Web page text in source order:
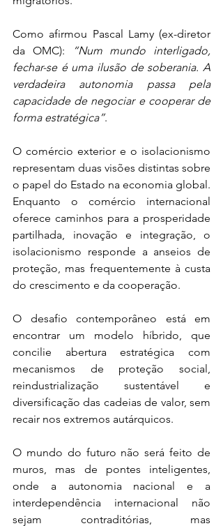
Como afirmou Pascal Lamy (ex-diretor
da OMC):
“Num mundo interligado,
fechar-se é uma ilusão de soberania. A
verdadeira autonomia passa pela
capacidade de negociar e cooperar de
forma estratégica”.
O comércio exterior e o isolacionismo
representam duas visões distintas sobre
o papel do Estado na economia global.
Enquanto o comércio internacional
oferece caminhos para a prosperidade
partilhada, inovação e integração, o
isolacionismo responde a anseios de
proteção, mas frequentemente à custa
do crescimento e da cooperação.
O desafio contemporâneo está em
encontrar um modelo híbrido, que
concilie abertura estratégica com
mecanismos de proteção social,
reindustrialização sustentável e
diversificação das cadeias de valor, sem
recair nos extremos autárquicos.
O mundo do futuro não será feito de
muros, mas de pontes inteligentes,
onde a autonomia nacional e a
interdependência internacional não
sejam contraditórias, mas